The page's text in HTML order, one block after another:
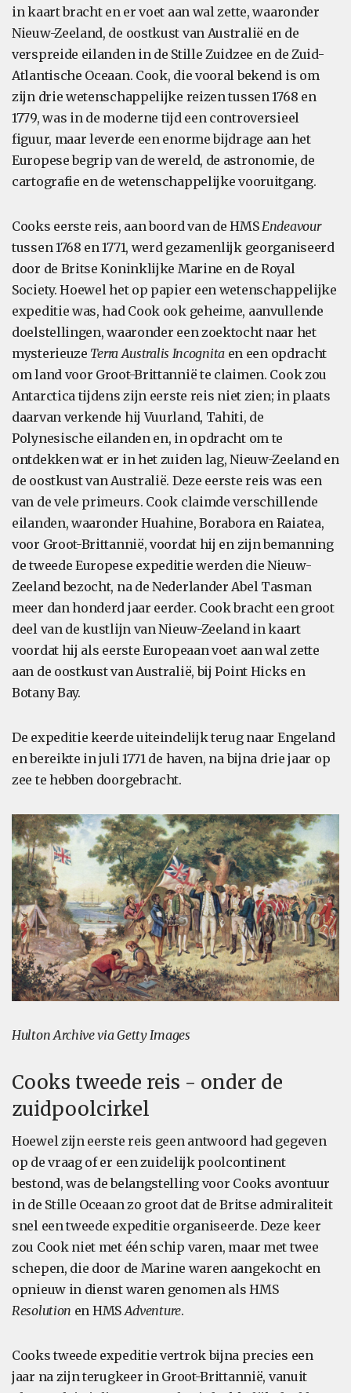
in kaart bracht en er voet aan wal zette, waaronder
Nieuw-Zeeland, de oostkust van Australië en de
verspreide eilanden in de Stille Zuidzee en de Zuid-
Atlantische Oceaan. Cook, die vooral bekend is om
zijn drie wetenschappelijke reizen tussen 1768 en
1779, was in de moderne tijd een controversieel
figuur, maar leverde een enorme bijdrage aan het
Europese begrip van de wereld, de astronomie, de
cartografie en de wetenschappelijke vooruitgang.
Cooks eerste reis, aan boord van de HMSEndeavour
tussen 1768 en 1771, werd gezamenlijk georganiseerd
door de Britse Koninklijke Marine en de Royal
Society. Hoewel het op papier een wetenschappelijke
expeditie was, had Cook ook geheime, aanvullende
doelstellingen, waaronder een zoektocht naar het
mysterieuze Terra Australis Incognitaen een opdracht
om land voor Groot-Brittannië te claimen. Cook zou
Antarctica tijdens zijn eerste reis niet zien; in plaats
daarvan verkende hij Vuurland, Tahiti, de
Polynesische eilanden en, in opdracht om te
ontdekken wat er in het zuiden lag, Nieuw-Zeeland en
de oostkust van Australië. Deze eerste reis was een
van de vele primeurs. Cook claimde verschillende
eilanden, waaronder Huahine, Borabora en Raiatea,
voor Groot-Brittannië, voordat hij en zijn bemanning
de tweede Europese expeditie werden die Nieuw-
Zeeland bezocht, na de Nederlander Abel Tasman
meer dan honderd jaar eerder. Cook bracht een groot
deel van de kustlijn van Nieuw-Zeeland in kaart
voordat hij als eerste Europeaan voet aan wal zette
aan de oostkust van Australië, bij Point Hicks en
Botany Bay.
De expeditie keerde uiteindelijk terug naar Engeland
en bereikte in juli 1771 de haven, na bijna drie jaar op
zee te hebben doorgebracht.
Hulton Archive via Getty Images
Cooks tweede reis - onder de
zuidpoolcirkel
Hoewel zijn eerste reis geen antwoord had gegeven
op de vraag of er een zuidelijk poolcontinent
bestond, was de belangstelling voor Cooks avontuur
in de Stille Oceaan zo groot dat de Britse admiraliteit
snel een tweede expeditie organiseerde. Deze keer
zou Cook niet met één schip varen, maar met twee
schepen, die door de Marine waren aangekocht en
opnieuw in dienst waren genomen als HMS
Resolution en HMSAdventure.
Cooks tweede expeditie vertrok bijna precies een
jaar na zijn terugkeer in Groot-Brittannië, vanuit